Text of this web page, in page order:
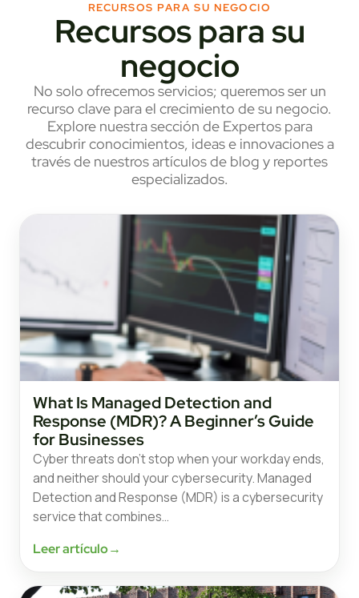
RECURSOS PARA SU NEGOCIO
Recursos para su
negocio
No solo ofrecemos servicios; queremos ser un
recurso clave para el crecimiento de su negocio.
Explore nuestra sección de Expertos para
descubrir conocimientos, ideas e innovaciones a
través de nuestros artículos de blog y reportes
especializados.
What Is Managed Detection and
Response (MDR)? A Beginner’s Guide
for Businesses
Cyber threats don’t stop when your workday ends,
and neither should your cybersecurity. Managed
Detection and Response (MDR) is a cybersecurity
service that combines…
Leer artículo→